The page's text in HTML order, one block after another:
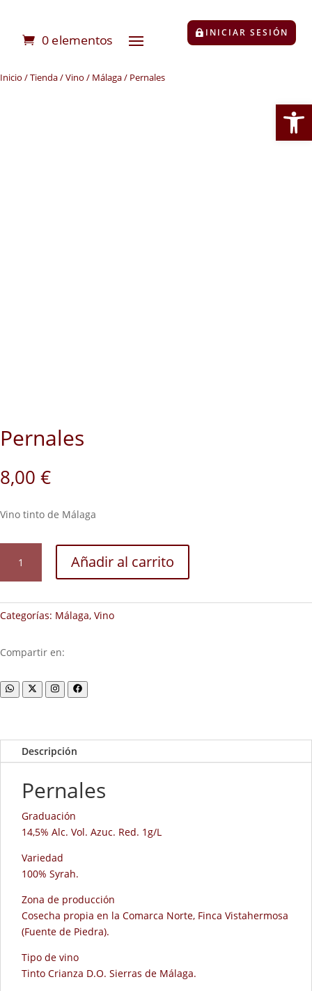
0 elementos INICIAR SESIÓN
Inicio /Tienda/Vino / Málaga/ Pernales
Pernales
8,00 €
Vino tinto de Málaga
cantidad
Añadir al carrito
Categorías: Málaga, Vino
Compartir en:
Descripción
Pernales
Graduación
14,5% Alc. Vol. Azuc. Red. 1g/L
Variedad
100% Syrah.
Zona de producción
Cosecha propia en la Comarca Norte, Finca Vistahermosa
(Fuente de Piedra).
Tipo de vino
Tinto Crianza D.O. Sierras de Málaga.